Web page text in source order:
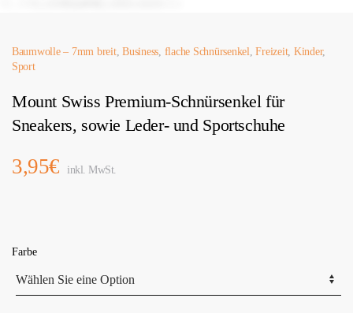
Baumwolle – 7mm breit,Business, flache Schnürsenkel,Freizeit, Kinder,
Sport
Mount Swiss Premium-Schnürsenkel für
Sneakers, sowie Leder- und Sportschuhe
3,95€ inkl. MwSt.
Farbe